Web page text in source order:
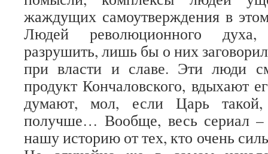
жаждущих самоутверждения в
Людей революционного
разрушить, лишь бы о них
при власти и славе. Эти люди
продукт Кончаловского, вдыхают
думают, мол, если Царь
получше… Вообще, весь сериал –
нашу историю от тех, кто очень